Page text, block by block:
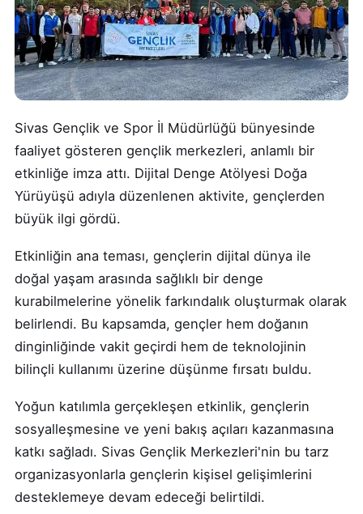
Sivas Gençlik ve Spor İl Müdürlüğü bünyesinde
faaliyet gösteren gençlik merkezleri, anlamlı bir
etkinliğe imza attı. Dijital Denge Atölyesi Doğa
Yürüyüşü adıyla düzenlenen aktivite, gençlerden
büyük ilgi gördü.
Etkinliğin ana teması, gençlerin dijital dünya ile
doğal yaşam arasında sağlıklı bir denge
kurabilmelerine yönelik farkındalık oluşturmak olarak
belirlendi. Bu kapsamda, gençler hem doğanın
dinginliğinde vakit geçirdi hem de teknolojinin
bilinçli kullanımı üzerine düşünme fırsatı buldu.
Yoğun katılımla gerçekleşen etkinlik, gençlerin
sosyalleşmesine ve yeni bakış açıları kazanmasına
katkı sağladı. Sivas Gençlik Merkezleri'nin bu tarz
organizasyonlarla gençlerin kişisel gelişimlerini
desteklemeye devam edeceği belirtildi.